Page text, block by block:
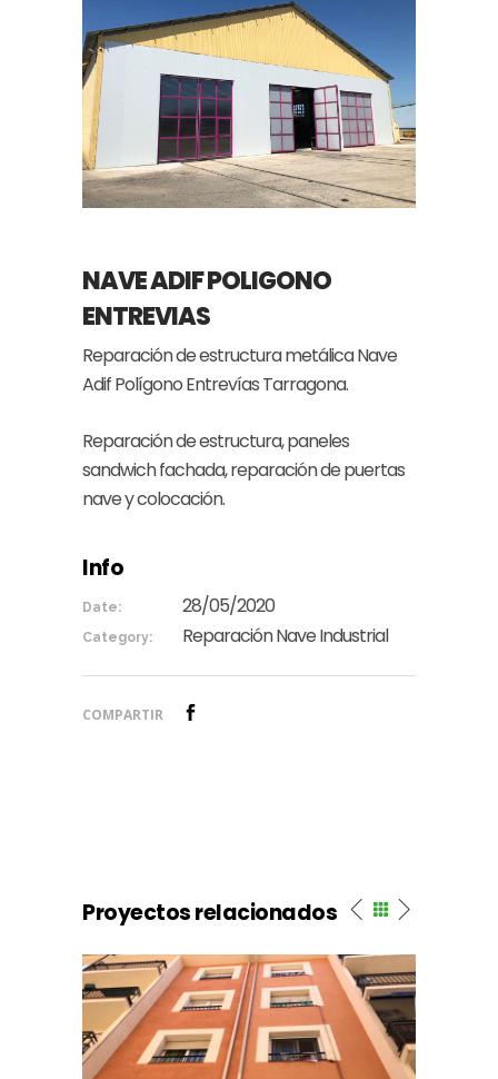
NAVE ADIF POLIGONO
ENTREVIAS
Reparación de estructura metálica Nave
Adif Polígono Entrevías Tarragona.
Reparación de estructura, paneles
sandwich fachada, reparación de puertas
nave y colocación.
Info
Date: 28/05/2020
Category: Reparación Nave Industrial
COMPARTIR
Proyectos relacionados
FACHADA EDIFICIO CALLE SANT